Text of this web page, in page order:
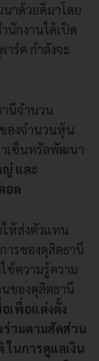
าด้วยดีมาโดย
นักงานได้เปิด
ร์ค กำลังจะ
นีจำนวน
องจำนวนหุ้น
เซ็นทรัลพัฒนา
ญ่ และ
อด
ห้ส่งตัวแทน
รของดุสิตธานี
ช้ความรู้ความ
ของดุสิตธานี
เพื่อแต่งตั้ง
วมตามสัดส่วน
นการดูแลเงิน